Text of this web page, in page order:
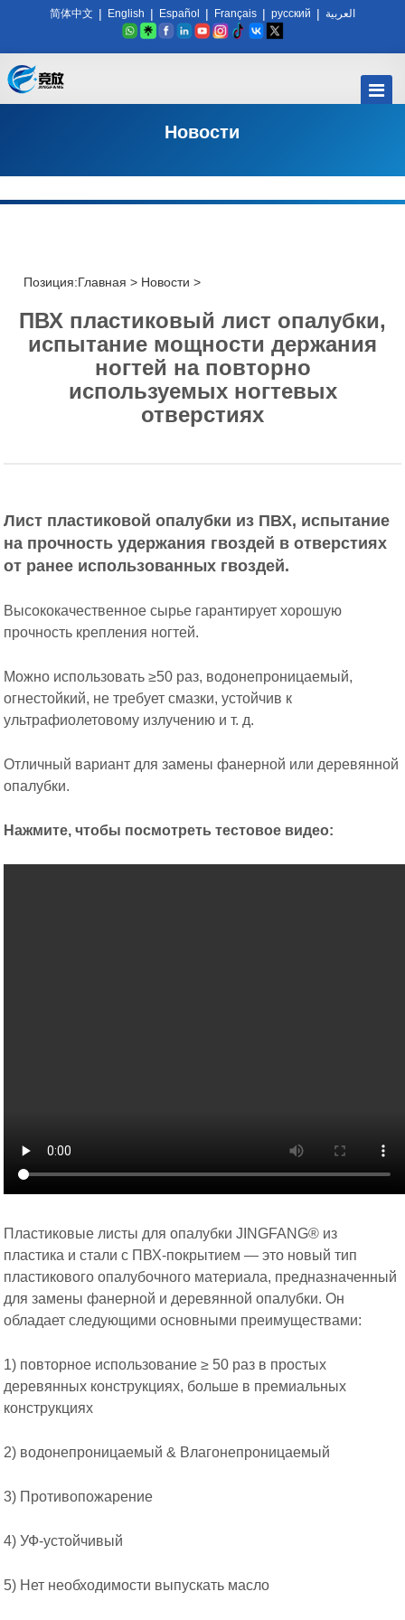
简体中文 | English | Español | Français | русский | العربية
Новости
Позиция:Главная > Новости >
ПВХ пластиковый лист опалубки,
испытание мощности держания
ногтей на повторно
используемых ногтевых
отверстиях
Лист пластиковой опалубки из ПВХ, испытание
на прочность удержания гвоздей в отверстиях
от ранее использованных гвоздей.
Высококачественное сырье гарантирует хорошую
прочность крепления ногтей.
Можно использовать ≥50 раз, водонепроницаемый,
огнестойкий, не требует смазки, устойчив к
ультрафиолетовому излучению и т. д.
Отличный вариант для замены фанерной или деревянной
опалубки.
Нажмите, чтобы посмотреть тестовое видео:
Пластиковые листы для опалубки JINGFANG® из
пластика и стали с ПВХ-покрытием — это новый тип
пластикового опалубочного материала, предназначенный
для замены фанерной и деревянной опалубки. Он
обладает следующими основными преимуществами:
1) повторное использование ≥ 50 раз в простых
деревянных конструкциях, больше в премиальных
конструкциях
2) водонепроницаемый & Влагонепроницаемый
3) Противопожарение
4) УФ-устойчивый
5) Нет необходимости выпускать масло